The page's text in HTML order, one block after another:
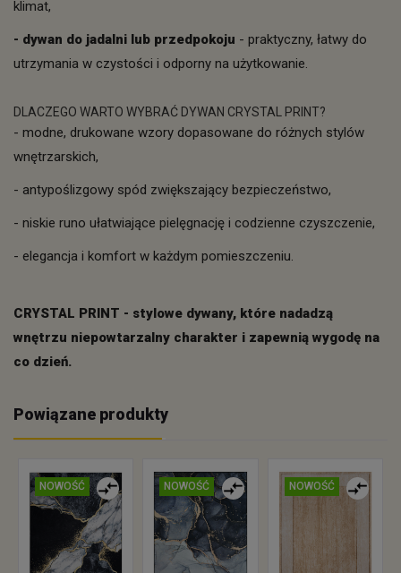
klimat,
- dywan do jadalni lub przedpokoju - praktyczny, łatwy do
utrzymania w czystości i odporny na użytkowanie.
DLACZEGO WARTO WYBRAĆ DYWAN CRYSTAL PRINT?
- modne, drukowane wzory dopasowane do różnych stylów
wnętrzarskich,
- antypoślizgowy spód zwiększający bezpieczeństwo,
- niskie runo ułatwiające pielęgnację i codzienne czyszczenie,
- elegancja i komfort w każdym pomieszczeniu.
CRYSTAL PRINT - stylowe dywany, które nadadzą
wnętrzu niepowtarzalny charakter i zapewnią wygodę na
co dzień.
Powiązane produkty
NOWOŚĆ NOWOŚĆ NOWOŚĆ